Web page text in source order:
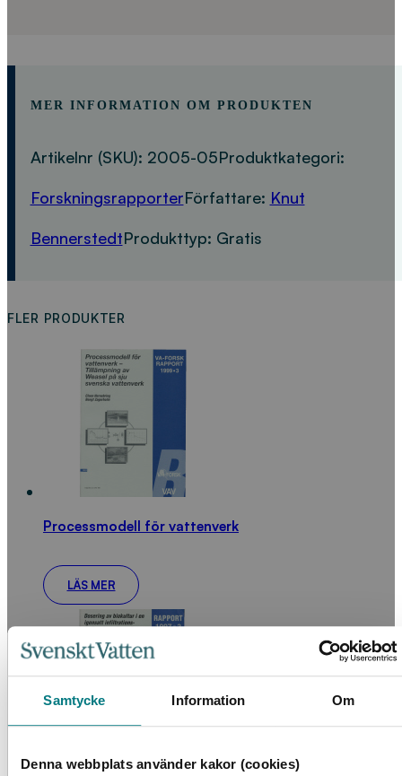
Samtycke Information Om
Denna webbplats använder kakor (cookies)
MER INFORMATION OM PRODUKTEN
Artikelnr (SKU): 2005-05Produktkategori:
ForskningsrapporterFörfattare: Knut
BennerstedtProdukttyp: Gratis
FLER PRODUKTER
Processmodell för vattenverk
LÄS MER